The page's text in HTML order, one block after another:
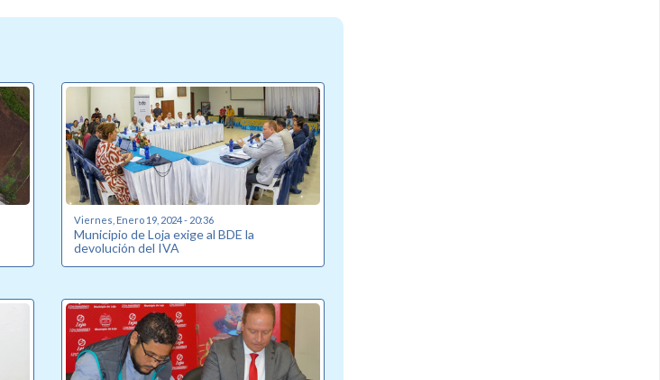
Viernes, Enero 19, 2024 - 20:36
Municipio de Loja exige al BDE la
devolución del IVA